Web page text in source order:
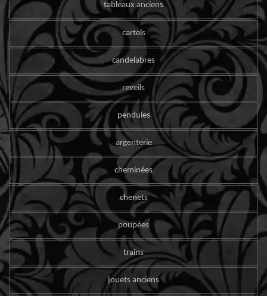
tableaux anciens
cartels
candelabres
reveils
pendules
argenterie
cheminées
chenets
poupées
trains
jouets anciens